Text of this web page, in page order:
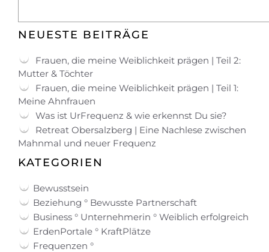
NEUESTE BEITRÄGE
Frauen, die meine Weiblichkeit prägen | Teil 2:
Mutter & Töchter
Frauen, die meine Weiblichkeit prägen | Teil 1:
Meine Ahnfrauen
Was ist UrFrequenz & wie erkennst Du sie?
Retreat Obersalzberg | Eine Nachlese zwischen
Mahnmal und neuer Frequenz
KATEGORIEN
Bewusstsein
Beziehung ° Bewusste Partnerschaft
Business ° Unternehmerin ° Weiblich erfolgreich
ErdenPortale ° KraftPlätze
Frequenzen °